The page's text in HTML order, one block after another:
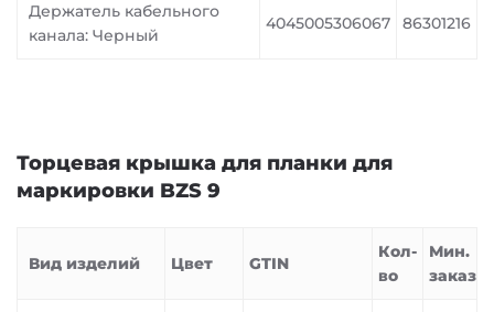
Держатель кабельного
канала: Черный
4045005306067 86301216
Торцевая крышка для планки для
маркировки BZS 9
Вид изделий Цвет GTIN
Кол-
во
Мин.
заказ